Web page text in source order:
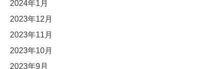
2024年1月
2023年12月
2023年11月
2023年10月
2023年9月